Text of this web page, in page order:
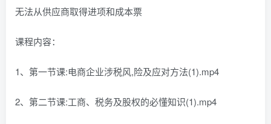
无法从供应商取得进项和成本票
课程内容：
1、第一节课:电商企业涉税风,险及应对方法(1).mp4
2、第二节课:工商、税务及股权的必懂知识(1).mp4